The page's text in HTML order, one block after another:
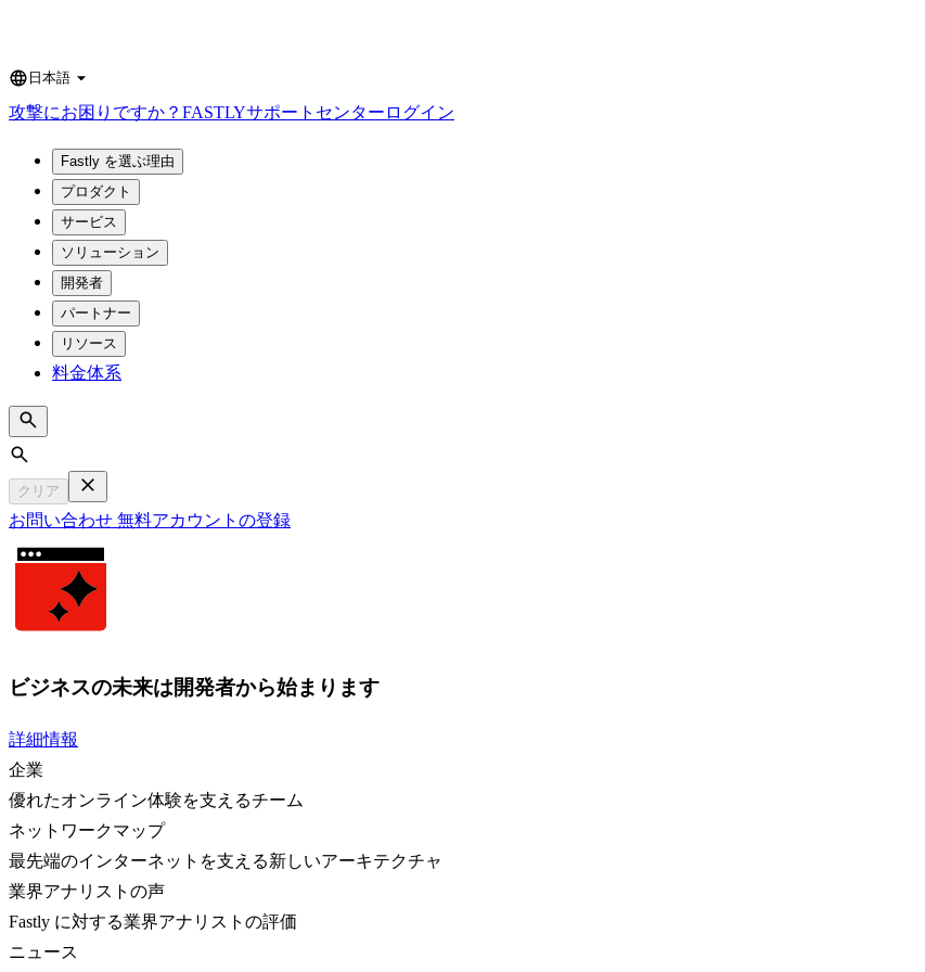
Language
日本語
攻撃にお困りですか？ FASTLYサポートセンター ログイン
Fastly を選ぶ理由
プロダクト
サービス
ソリューション
開発者
パートナー
リソース
料金体系
Search
クリア
お問い合わせ 無料アカウントの登録
ビジネスの未来は開発者から始まります
詳細情報
企業
優れたオンライン体験を支えるチーム
ネットワークマップ
最先端のインターネットを支える新しいアーキテクチャ
業界アナリストの声
Fastly に対する業界アナリストの評価
ニュース